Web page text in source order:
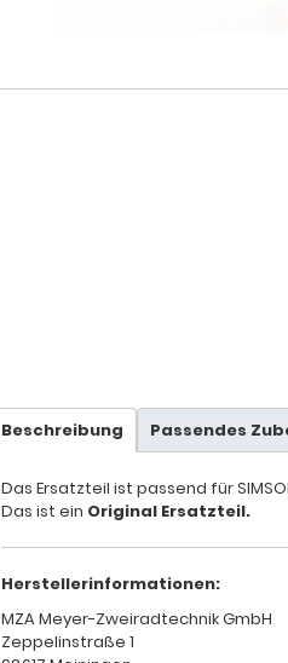
Beschreibung Passendes
Das Ersatzteil ist passend für
Das ist ein Original Ersatzteil.
Herstellerinformationen:
MZA Meyer-Zweiradtechnik GmbH
Zeppelinstraße 1